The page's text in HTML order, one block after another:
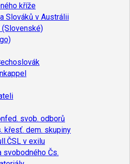
kříže
Slováků v Austrálii
(Slovenské)
svob. odborů
křesť. dem. skupiny
v exilu
svobodného Čs.